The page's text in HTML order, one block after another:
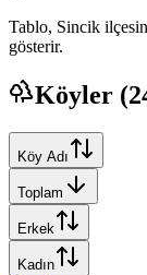
Tablo, Sincik
gösterir.
Köyler (
Köy Adı
Toplam
Erkek
Kadın